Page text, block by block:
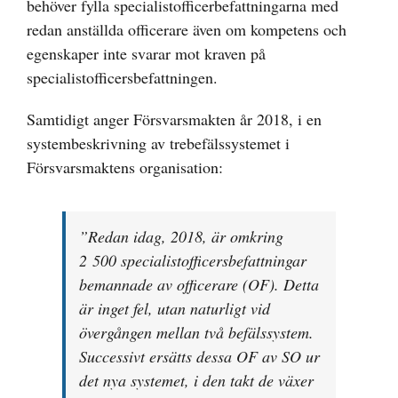
behöver fylla specialistofficerbefattningarna med
redan anställda officerare även om kompetens och
egenskaper inte svarar mot kraven på
specialistofficersbefattningen.
Samtidigt anger Försvarsmakten år 2018, i en
systembeskrivning av trebefälssystemet i
Försvarsmaktens organisation:
”Redan idag, 2018, är omkring
2 500 specialistofficersbefattningar
bemannade av officerare (OF). Detta
är inget fel, utan naturligt vid
övergången mellan två befälssystem.
Successivt ersätts dessa OF av SO ur
det nya systemet, i den takt de växer